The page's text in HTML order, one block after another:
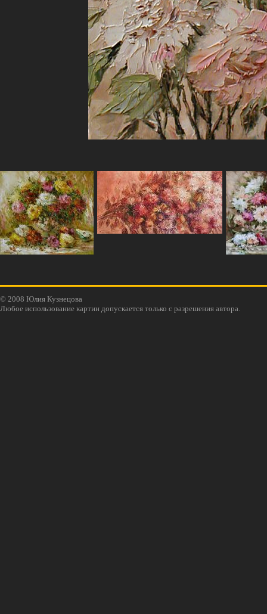
© 2008 Юлия Кузнецова
Любое использование картин допускается только с разрешения автора.